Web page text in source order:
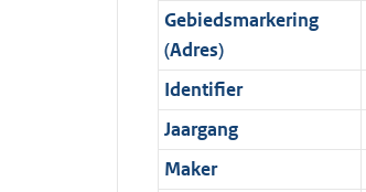
o
r
m
a
a
t
f
o
r
m
a
a
b
n
f
o
r
m
a
i
n
f
o
r
m
K
Gebiedsmarkering
(Adres)
Identifier
Jaargang
Maker